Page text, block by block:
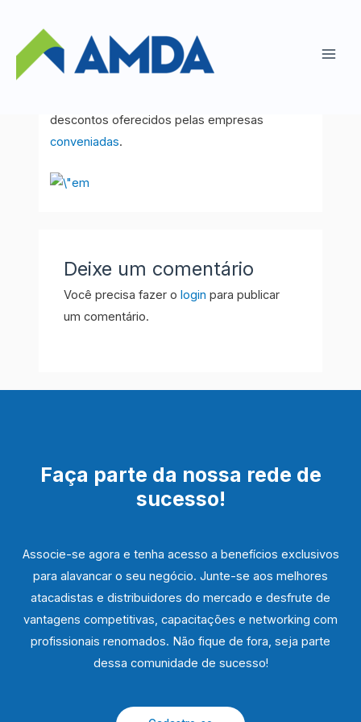
conteúdo
Convênios
Esta área só poderá ser visualizada pelos
descontos oferecidos pelas empresas
conveniadas.
Deixe um comentário
Você precisa fazer ologin para publicar
um comentário.
Faça parte da nossa rede de
sucesso!
Associe-se agora e tenha acesso a benefícios exclusivos
para alavancar o seu negócio. Junte-se aos melhores
atacadistas e distribuidores do mercado e desfrute de
vantagens competitivas, capacitações e networking com
profissionais renomados. Não fique de fora, seja parte
dessa comunidade de sucesso!